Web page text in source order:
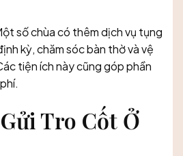
số chùa có thêm dịch vụ tụng
kỳ, chăm sóc bàn thờ và vệ
tiện ích này cũng góp phần
Tro Cốt Ở